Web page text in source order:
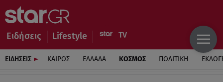
Ειδήσεις Lifestyle
ΕΙΔΗΣΕΙΣ ΚΑΙΡΟΣ ΕΛΛΑΔΑ ΚΟΣΜΟΣ ΠΟΛΙΤΙΚΗ